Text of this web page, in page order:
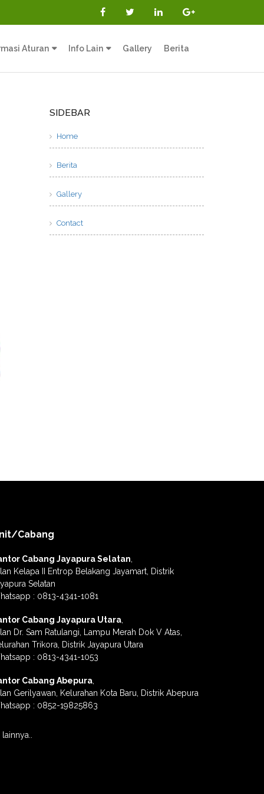
Aturan Info Lain Gallery Berita
SIDEBAR
Home
Berita
Gallery
Contact
Cabang
Cabang Jayapura Selatan
Kelapa II Entrop Belakang Jayamart, Distrik
Selatan
: 0813-4341-1081
Cabang Jayapura Utara
Dr. Sam Ratulangi, Lampu Merah Dok V Atas,
Trikora, Distrik Jayapura Utara
: 0813-4341-1053
Cabang Abepura
Gerilyawan, Kelurahan Kota Baru, Distrik Abepura
: 0852-19825863
lainnya..